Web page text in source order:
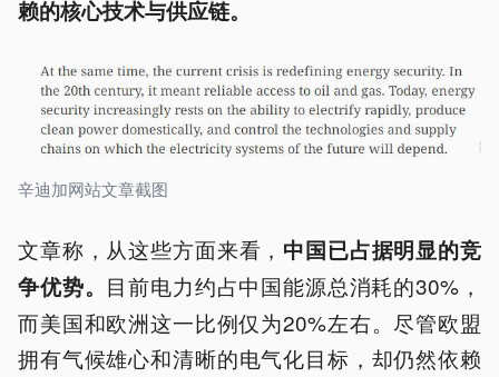
赖的核心技术与供应链。
辛迪加网站文章截图
文章称，从这些方面来看， 中国已占据明显的竞
争优势。 目前电力约占中国能源总消耗的30%，
而美国和欧洲这一比例仅为20%左右。尽管欧盟
拥有气候雄心和清晰的电气化目标，却仍然依赖